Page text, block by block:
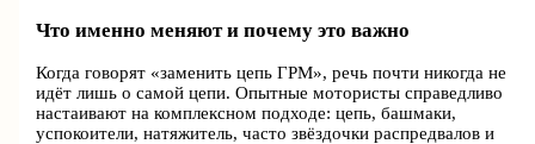
Что именно меняют и почему это важно
Когда говорят «заменить цепь ГРМ», речь почти никогда не
идёт лишь о самой цепи. Опытные мотористы справедливо
настаивают на комплексном подходе: цепь, башмаки,
успокоители, натяжитель, часто звёздочки распредвалов и